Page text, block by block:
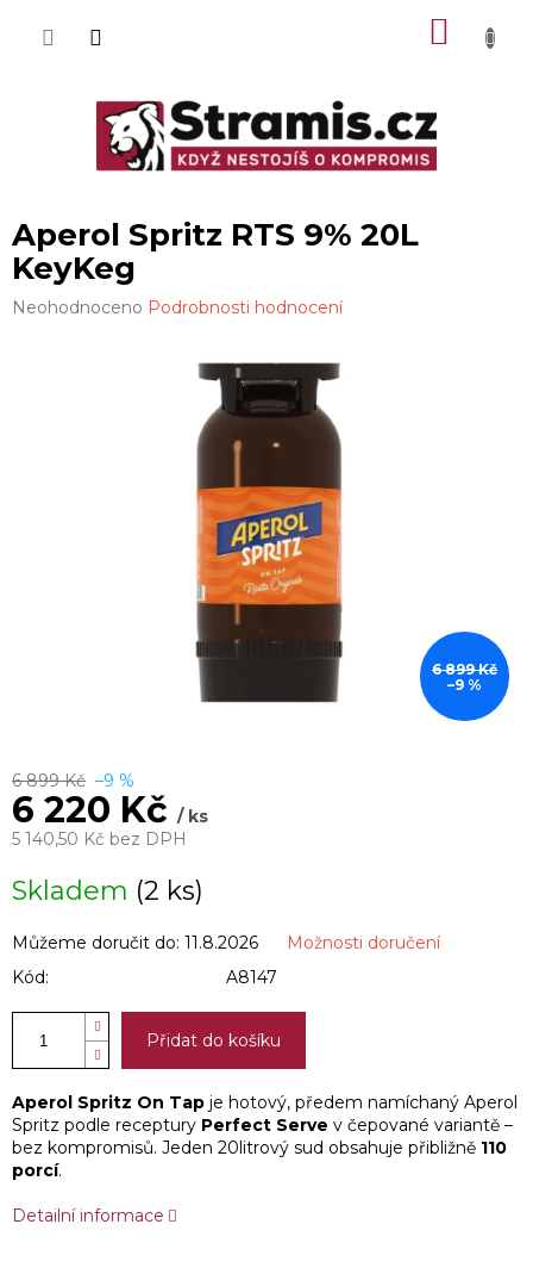
Aperol Spritz RTS 9% 20L
KeyKeg
Průměrné
Neohodnoceno Podrobnosti hodnocení
6 899 Kč
–9 %
6 899 Kč –9 %
6 220 Kč/ ks
5 140,50 Kč bez DPH
cena:
Skladem (2 ks)
Můžeme doručit do: 11.8.2026
Možnosti doručení
Kód:
A8147
Přidat do košíku
Aperol Spritz On Tap je hotový, předem namíchaný Aperol
Spritz podle receptury Perfect Serve v čepované variantě –
bez kompromisů. Jeden 20litrový sud obsahuje přibližně 110
porcí.
Detailní informace